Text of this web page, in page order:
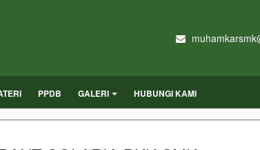
PPDB GALERI HUBUNGI KAMI